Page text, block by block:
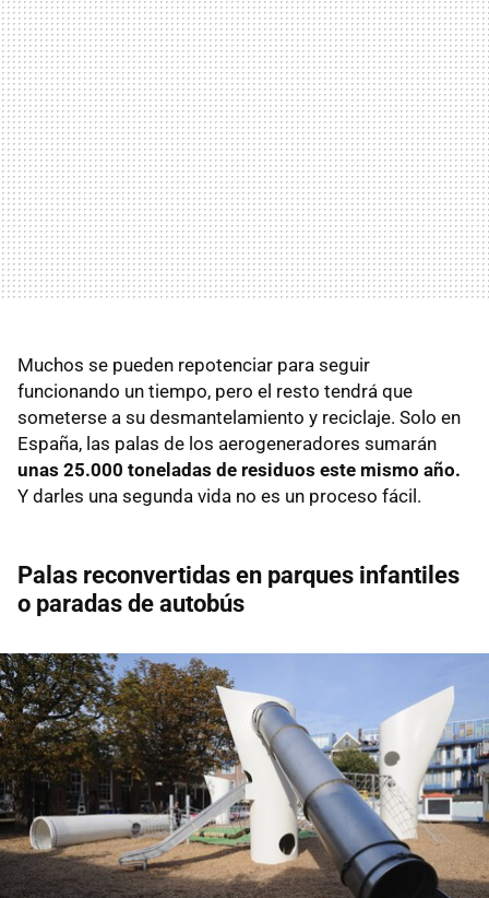
Muchos se pueden repotenciar para seguir
funcionando un tiempo, pero el resto tendrá que
someterse a su desmantelamiento y reciclaje. Solo en
España, las palas de los aerogeneradores sumarán
unas 25.000 toneladas de residuos este mismo año.
Y darles una segunda vida no es un proceso fácil.
Palas reconvertidas en parques infantiles
o paradas de autobús